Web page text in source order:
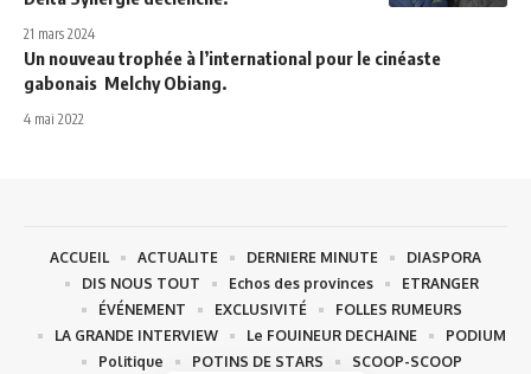
21 mars 2024
Un nouveau trophée à l’international pour le cinéaste
gabonais Melchy Obiang.
4 mai 2022
ACCUEIL ACTUALITE DERNIERE MINUTE
DIASPORA
DIS NOUS TOUT
Echos des provinces
ETRANGER
ÉVÉNEMENT
EXCLUSIVITÉ
FOLLES RUMEURS
LA GRANDE INTERVIEW
Le FOUINEUR DECHAINE
PODIUM
Politique
POTINS DE STARS SCOOP-SCOOP